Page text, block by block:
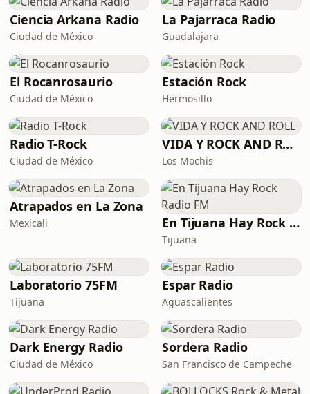
Ciencia Arkana Radio
Ciudad de México
La Pajarraca Radio
Guadalajara
El Rocanrosaurio
Ciudad de México
Estación Rock
Hermosillo
Radio T-Rock
Ciudad de México
VIDA Y ROCK AND ROLL
Los Mochis
Atrapados en La Zona
Mexicali En Tijuana Hay Rock Radio FM
Tijuana
Laboratorio 75FM
Tijuana
Espar Radio
Aguascalientes
Dark Energy Radio
Ciudad de México
Sordera Radio
San Francisco de Campeche